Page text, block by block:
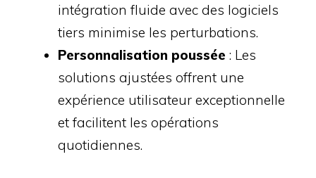
intégration fluide avec des logiciels
tiers minimise les perturbations.
Personnalisation poussée : Les
solutions ajustées offrent une
expérience utilisateur exceptionnelle
et facilitent les opérations
quotidiennes.